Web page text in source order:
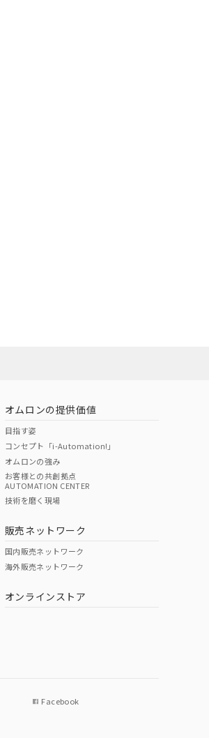
O
オムロンの提供価値
目指す姿
コンセプト「i-Automation!」
オムロンの強み
お客様との共創拠点
AUTOMATION CENTER
技術を磨く現場
販売ネットワーク
国内販売ネットワーク
海外販売ネットワーク
オンラインストア
Facebook